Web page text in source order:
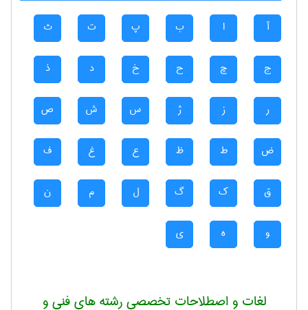
آ ا ب پ ت ث
ج چ ح خ د ذ
ر ز ژ س ش ص
ض ط ظ ع غ ف
ق ک گ ل م ن
و ه ی
لغات و اصطلاحات تخصصی رشته های فنی و